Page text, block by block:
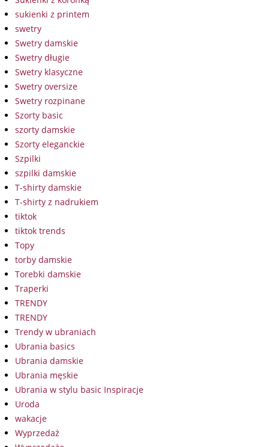
sukienki z printem
swetry
Swetry damskie
Swetry długie
Swetry klasyczne
Swetry oversize
Swetry rozpinane
Szorty basic
szorty damskie
Szorty eleganckie
Szpilki
szpilki damskie
T-shirty damskie
T-shirty z nadrukiem
tiktok
tiktok trends
Topy
torby damskie
Torebki damskie
Traperki
TRENDY
TRENDY
Trendy w ubraniach
Ubrania basics
Ubrania damskie
Ubrania męskie
Ubrania w stylu basic Inspiracje
Uroda
wakacje
Wyprzedaż